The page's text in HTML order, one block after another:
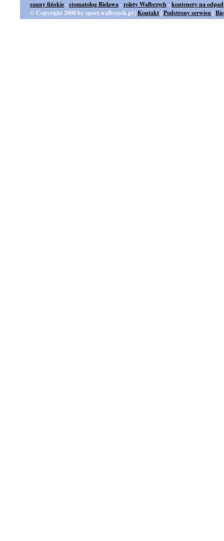
sauny fińskie-stomatolog Bielawa-rolety Wałbrzych-kontenery na
© Copyright 2008 by sport.walbrzych.pl | Kontakt | Podstrony serwisu |